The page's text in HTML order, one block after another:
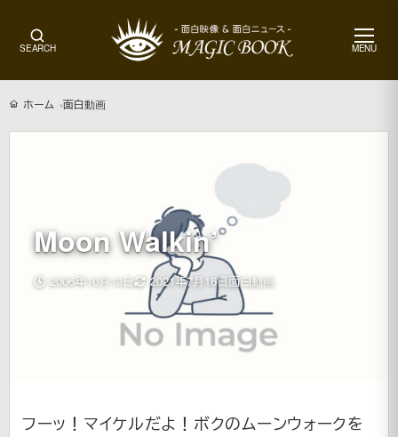
SEARCH MENU
メ
ュ
ホーム 面白動画
Moon Walkin’
2006年10月13日 2021年7月16日更
新
面白動画
フーッ！マイケルだよ！ボクのムーンウォークを